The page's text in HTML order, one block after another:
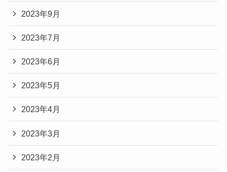
2023年9月
2023年7月
2023年6月
2023年5月
2023年4月
2023年3月
2023年2月